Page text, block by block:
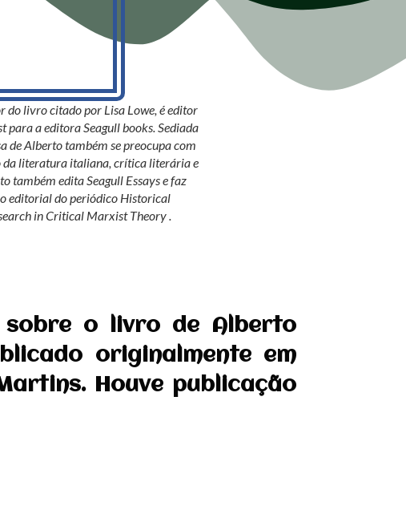
do livro citado por Lisa Lowe, é editor
para a editora Seagull books. Sediada
de Alberto também se preocupa com
da literatura italiana, crítica literária e
também edita Seagull Essays e faz
editorial do periódico Historical
in Critical Marxist Theory .
o livro de Alberto
originalmente em
Houve publicação